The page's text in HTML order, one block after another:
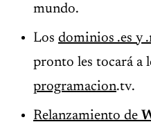
mundo.
Los dominios .es y
pronto les tocará a
programacion.tv.
Relanzamiento de